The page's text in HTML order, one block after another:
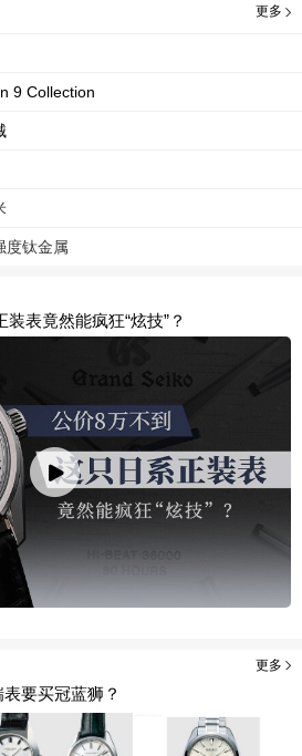
更多
9 Collection
度钛金属
表竟然能疯狂“炫技”？
更多
要买冠蓝狮？